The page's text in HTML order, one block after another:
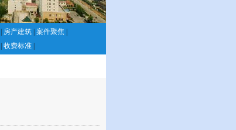
房产建筑 案件聚焦
收费标准|